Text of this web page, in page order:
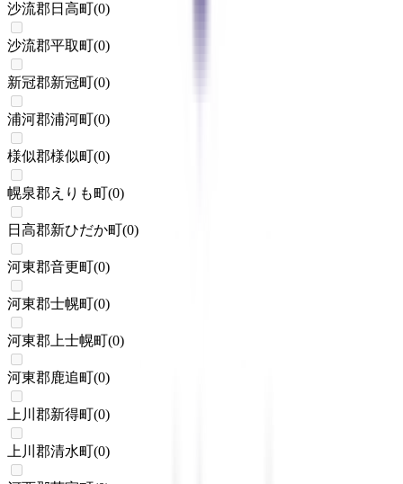
沙流郡日高町(0)
沙流郡平取町(0)
新冠郡新冠町(0)
浦河郡浦河町(0)
様似郡様似町(0)
幌泉郡えりも町(0)
日高郡新ひだか町(0)
河東郡音更町(0)
河東郡士幌町(0)
河東郡上士幌町(0)
河東郡鹿追町(0)
上川郡新得町(0)
上川郡清水町(0)